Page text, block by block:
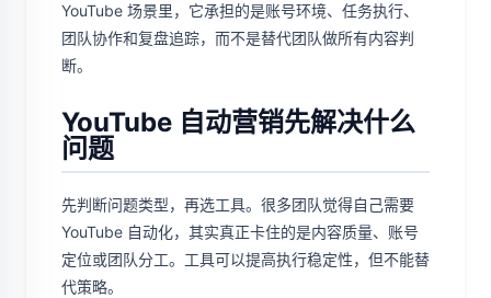
YouTube 场景里，它承担的是账号环境、任务执行、
团队协作和复盘追踪，而不是替代团队做所有内容判
断。
YouTube 自动营销先解决什么
问题
先判断问题类型，再选工具。很多团队觉得自己需要
YouTube 自动化，其实真正卡住的是内容质量、账号
定位或团队分工。工具可以提高执行稳定性，但不能替
代策略。